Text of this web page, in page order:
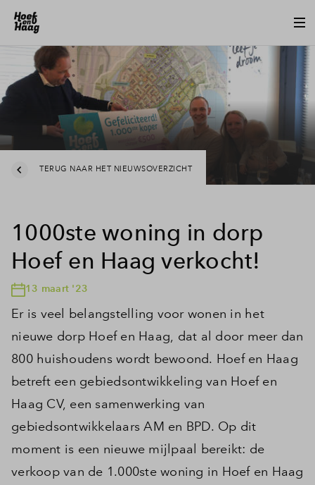
TERUG NAAR HET NIEUWSOVERZICHT
1000ste woning in dorp
Hoef en Haag verkocht!
13 maart '23
Er is veel belangstelling voor wonen in het
nieuwe dorp Hoef en Haag, dat al door meer dan
800 huishoudens wordt bewoond. Hoef en Haag
betreft een gebiedsontwikkeling van Hoef en
Haag CV, een samenwerking van
gebiedsontwikkelaars AM en BPD. Op dit
moment is een nieuwe mijlpaal bereikt: de
verkoop van de 1.000ste woning in Hoef en Haag